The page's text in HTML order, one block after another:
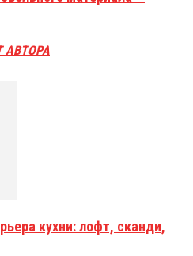
АВТОРА
кухни: лофт, сканди,